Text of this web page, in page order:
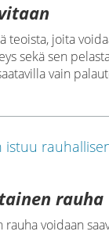
teoista, joita
sekä sen
vain
rauha
voidaan